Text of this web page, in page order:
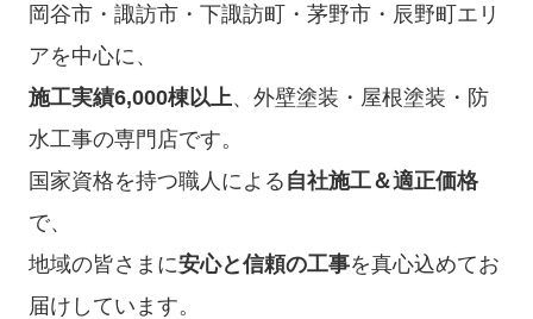
岡谷市・諏訪市・下諏訪町・茅野市・辰野町エリ
アを中心に、
施工実績6,000棟以上、外壁塗装・屋根塗装・防
水工事の専門店です。
国家資格を持つ職人による 自社施工＆適正価格
で、
地域の皆さまに安心と信頼の工事を真心込めてお
届けしています。